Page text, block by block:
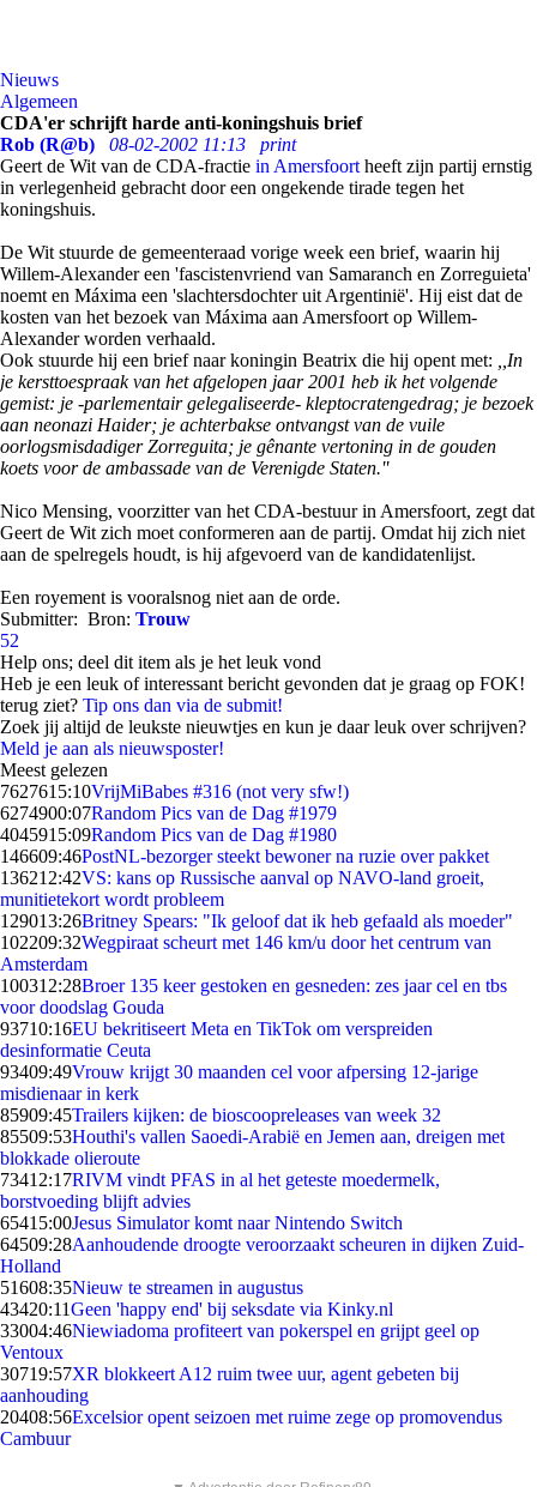
Nieuws
Algemeen
CDA'er schrijft harde anti-koningshuis brief
Rob (R@b)
08-02-2002 11:13
print
Geert de Wit van de CDA-fractie in Amersfoort heeft zijn partij ernstig
in verlegenheid gebracht door een ongekende tirade tegen het
koningshuis.
De Wit stuurde de gemeenteraad vorige week een brief, waarin hij
Willem-Alexander een 'fascistenvriend van Samaranch en Zorreguieta'
noemt en Máxima een 'slachtersdochter uit Argentinië'. Hij eist dat de
kosten van het bezoek van Máxima aan Amersfoort op Willem-
Alexander worden verhaald.
Ook stuurde hij een brief naar koningin Beatrix die hij opent met:
,,In
je kersttoespraak van het afgelopen jaar 2001 heb ik het volgende
gemist: je -parlementair gelegaliseerde- kleptocratengedrag; je bezoek
aan neonazi Haider; je achterbakse ontvangst van de vuile
oorlogsmisdadiger Zorreguita; je gênante vertoning in de gouden
koets voor de ambassade van de Verenigde Staten.''
Nico Mensing, voorzitter van het CDA-bestuur in Amersfoort, zegt dat
Geert de Wit zich moet conformeren aan de partij. Omdat hij zich niet
aan de spelregels houdt, is hij afgevoerd van de kandidatenlijst.
Een royement is vooralsnog niet aan de orde.
Submitter: Bron: Trouw
52
Help ons; deel dit item als je het leuk vond
Heb je een leuk of interessant bericht gevonden dat je graag op FOK!
terug ziet? Tip ons dan via de submit!
Zoek jij altijd de leukste nieuwtjes en kun je daar leuk over schrijven?
Meld je aan als nieuwsposter!
Meest gelezen
7627615:10VrijMiBabes #316 (not very sfw!)
6274900:07Random Pics van de Dag #1979
4045915:09Random Pics van de Dag #1980
146609:46PostNL-bezorger steekt bewoner na ruzie over pakket
136212:42VS: kans op Russische aanval op NAVO-land groeit,
munitietekort wordt probleem
129013:26Britney Spears: "Ik geloof dat ik heb gefaald als moeder"
102209:32Wegpiraat scheurt met 146 km/u door het centrum van
Amsterdam
100312:28Broer 135 keer gestoken en gesneden: zes jaar cel en tbs
voor doodslag Gouda
93710:16EU bekritiseert Meta en TikTok om verspreiden
desinformatie Ceuta
93409:49Vrouw krijgt 30 maanden cel voor afpersing 12-jarige
misdienaar in kerk
85909:45Trailers kijken: de bioscoopreleases van week 32
85509:53Houthi's vallen Saoedi-Arabië en Jemen aan, dreigen met
blokkade olieroute
73412:17RIVM vindt PFAS in al het geteste moedermelk,
borstvoeding blijft advies
65415:00Jesus Simulator komt naar Nintendo Switch
64509:28Aanhoudende droogte veroorzaakt scheuren in dijken Zuid-
Holland
51608:35Nieuw te streamen in augustus
43420:11Geen 'happy end' bij seksdate via Kinky.nl
33004:46Niewiadoma profiteert van pokerspel en grijpt geel op
Ventoux
30719:57XR blokkeert A12 ruim twee uur, agent gebeten bij
aanhouding
20408:56Excelsior opent seizoen met ruime zege op promovendus
Cambuur